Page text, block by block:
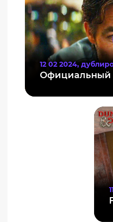
12 02 2024,
Официальный